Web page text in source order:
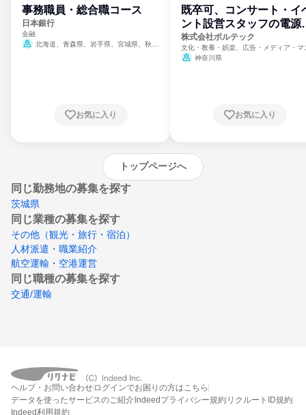
事務職員・総合職コース
日本銀行
金融
北海道、青森県、岩手県、宮城県、秋田
崎県、熊本県、大分県、宮崎県、鹿児島県、
お気に入り
既卒可、コンサート・イ
ント設営スタッフの電源
門
株式会社ボルテック
文化・教養・娯楽、広告・メディア・マ
ミ、電力・ガス・水道・エネルギー
神奈川県
お気に入り
トップページへ
同じ勤務地の募集を探す
茨城県
同じ業種の募集を探す
その他（観光・旅行・宿泊）
人材派遣・職業紹介
航空運輸・空港運営
同じ職種の募集を探す
交通/運輸
ヘルプ・お問い合わせ ログインでお困りの方はこちら
データを使ったサービスのご紹介Indeedプライバシー規約 リクルートID規約
Indeed利用規約